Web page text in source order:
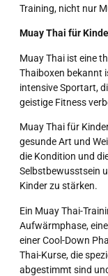
Training, nicht nur
Muay Thai für
Muay Thai ist eine
Thaiboxen bekannt
intensive Sportart,
geistige Fitness
Muay Thai für
gesunde Art und
die Kondition und
Selbstbewusstsein
Kinder zu stärken.
Ein Muay Thai-
Aufwärmphase,
einer Cool-Down
Thai-Kurse, die
abgestimmt sind